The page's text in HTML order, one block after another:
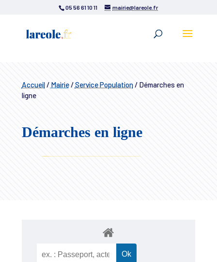
05 56 61 10 11 mairie@lareole.fr
Accueil/ Mairie/Service Population/Démarches en
ligne
Démarches en ligne